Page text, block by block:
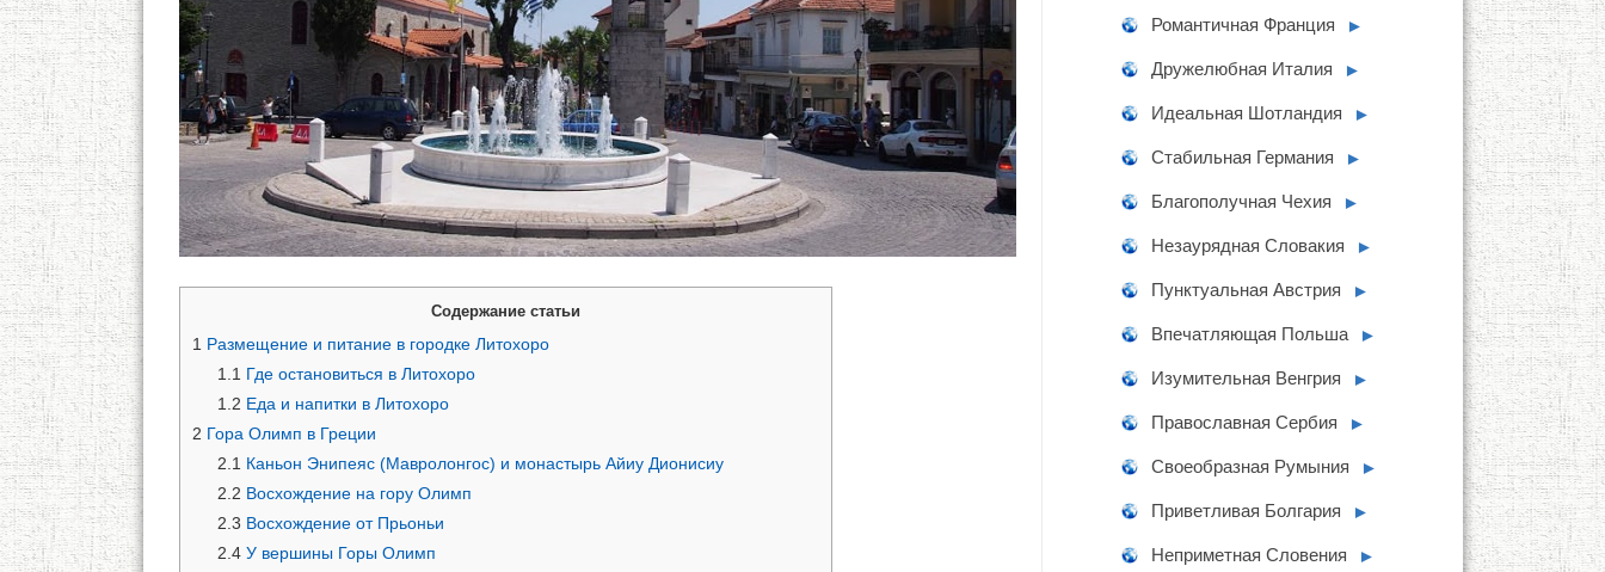
Содержание статьи
1 Размещение и питание в городке Литохоро
1.1 Где остановиться в Литохоро
1.2 Еда и напитки в Литохоро
2 Гора Олимп в Греции
2.1 Каньон Энипеяс (Мавролонгос) и монастырь Айиу Дионисиу
2.2 Восхождение на гору Олимп
2.3 Восхождение от Прьоньи
2.4У вершины Горы Олимп
Романтичная Франция ►
Дружелюбная Италия ►
Идеальная Шотландия ►
Стабильная Германия ►
Благополучная Чехия ►
Незаурядная Словакия ►
Пунктуальная Австрия ►
Впечатляющая Польша ►
Изумительная Венгрия ►
Православная Сербия ►
Своеобразная Румыния ►
Приветливая Болгария ►
Неприметная Словения ►